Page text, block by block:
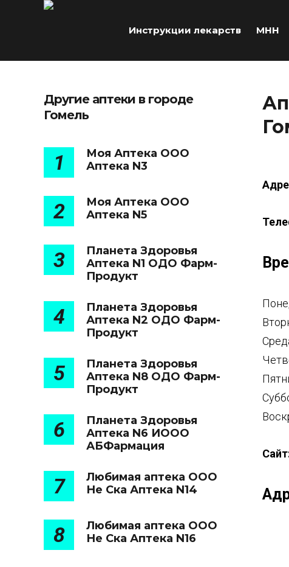
Инструкции лекарств МНН
Другие аптеки в городе
Гомель
1
Моя Аптека ООО
Аптека N3
2
Моя Аптека ООО
Аптека N5
3
Планета Здоровья
Аптека N1 ОДО Фарм-
Продукт
4
Планета Здоровья
Аптека N2 ОДО Фарм-
Продукт
5
Планета Здоровья
Аптека N8 ОДО Фарм-
Продукт
6
Планета Здоровья
Аптека N6 ИООО
АБФармация
7
Любимая аптека ООО
Не Ска Аптека N14
8
Любимая аптека ООО
Не Ска Аптека N16